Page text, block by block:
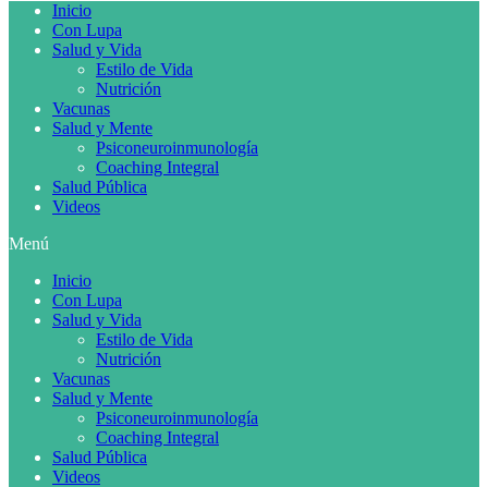
Inicio
Con Lupa
Salud y Vida
Estilo de Vida
Nutrición
Vacunas
Salud y Mente
Psiconeuroinmunología
Coaching Integral
Salud Pública
Videos
Menú
Inicio
Con Lupa
Salud y Vida
Estilo de Vida
Nutrición
Vacunas
Salud y Mente
Psiconeuroinmunología
Coaching Integral
Salud Pública
Videos